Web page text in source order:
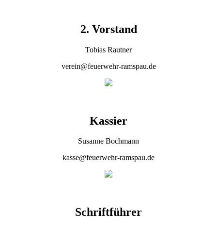
2. Vorstand
Tobias Rautner
verein@feuerwehr-ramspau.de
Kassier
Susanne Bochmann
kasse@feuerwehr-ramspau.de
Schriftführer